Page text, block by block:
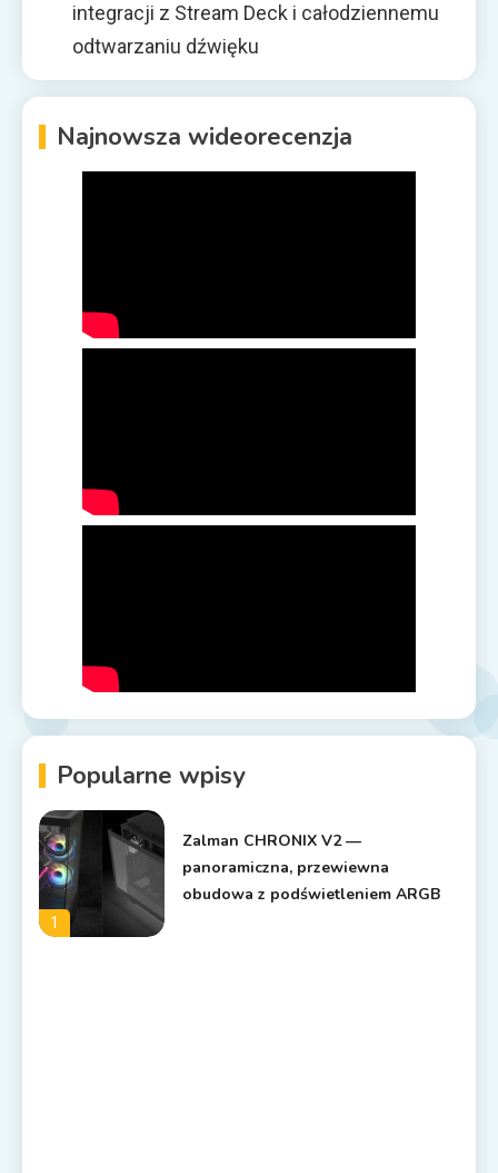
integracji z Stream Deck i całodziennemu
odtwarzaniu dźwięku
Najnowsza wideorecenzja
Popularne wpisy
1
Zalman CHRONIX V2 —
panoramiczna, przewiewna
obudowa z podświetleniem ARGB